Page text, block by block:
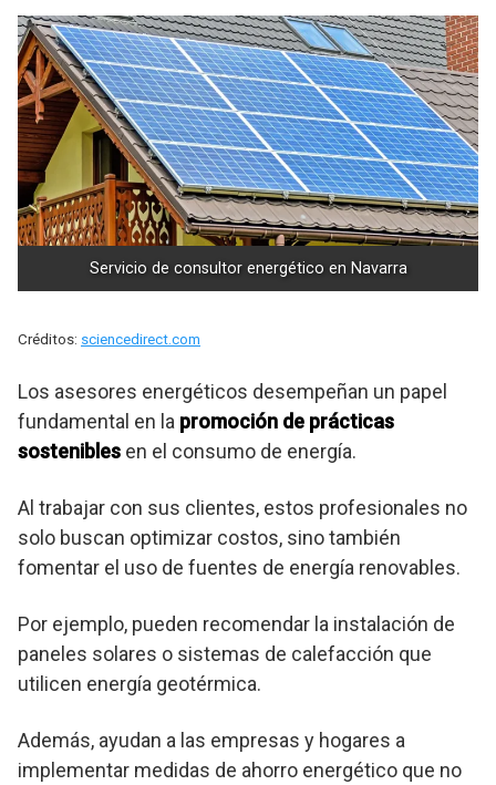
Servicio de consultor energético en Navarra
Créditos: sciencedirect.com
Los asesores energéticos desempeñan un papel
fundamental en la promoción de prácticas
sostenibles en el consumo de energía.
Al trabajar con sus clientes, estos profesionales no
solo buscan optimizar costos, sino también
fomentar el uso de fuentes de energía renovables.
Por ejemplo, pueden recomendar la instalación de
paneles solares o sistemas de calefacción que
utilicen energía geotérmica.
Además, ayudan a las empresas y hogares a
implementar medidas de ahorro energético que no